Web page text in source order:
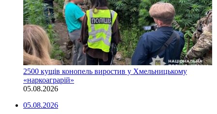
2500 кущів конопель виростив у Хмельницькому
«наркоаграрій»
05.08.2026
05.08.2026